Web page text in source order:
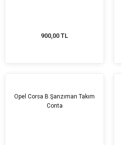
900,00 TL
Opel Corsa B Şanzıman Takım
Conta